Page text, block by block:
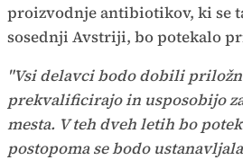
proizvodnje antibiotikov, ki se
sosednji Avstriji, bo potekalo
"Vsi delavci bodo dobili
prekvalificirajo in usposobijo
mesta. V teh dveh letih bo
postopoma se bodo